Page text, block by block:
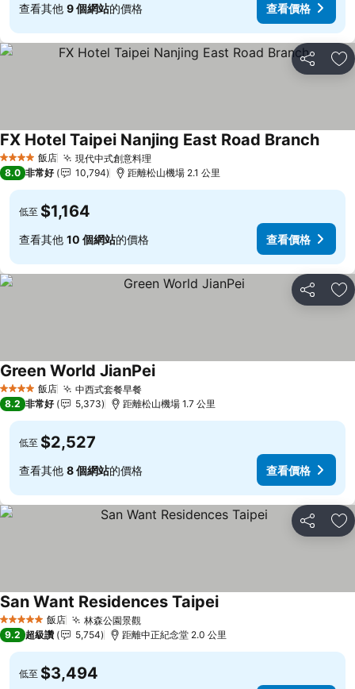
查看其他 9 個網站的價格 查看價格
分享 加
4 星級 飯店 現代中式創意料理查看價格
FX Hotel Taipei Nanjing East Road Branch查看
8.0 非常好 10,794 距離松山機場 2.1 公里
低至 $1,164
查看其他 10 個網站的價格 查看價格
分享 加
4 星級 飯店 中西式套餐早餐查看價格
Green World JianPei查看價格
8.2 非常好 5,373 距離松山機場 1.7 公里
低至 $2,527
查看其他 8 個網站的價格 查看價格
分享 加
5 星級 飯店 林森公園景觀查看價格
San Want Residences Taipei查看價格
9.2 超級讚 5,754 距離中正紀念堂 2.0 公里
低至 $3,494